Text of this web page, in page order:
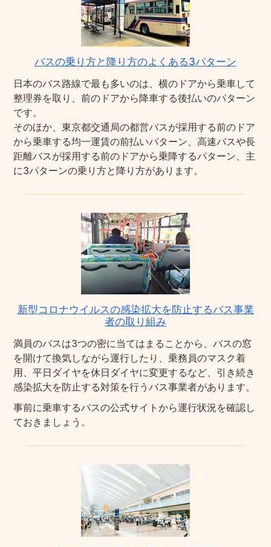
バスの乗り方と降り方のよくある3パターン
日本のバス路線で最も多いのは、横のドアから乗車して
整理券を取り、前のドアから降車する後払いのパターン
です。
そのほか、東京都交通局の都営バスが採用する前のドア
から乗車する均一運賃の前払いパターン、高速バスや長
距離バスが採用する前のドアから乗降するパターン、主
に3パターンの乗り方と降り方があります。
新型コロナウイルスの感染拡大を防止するバス事業
者の取り組み
満員のバスは3つの密に当てはまることから、バスの窓
を開けて換気しながら運行したり、乗務員のマスク着
用、平日ダイヤを休日ダイヤに変更するなど、引き続き
感染拡大を防止する対策を行うバス事業者があります。
事前に乗車するバスの公式サイトから運行状況を確認し
ておきましょう。